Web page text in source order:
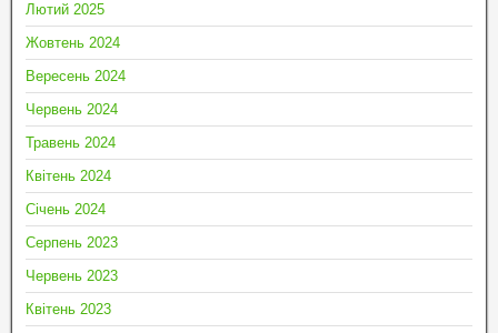
Лютий 2025
Жовтень 2024
Вересень 2024
Червень 2024
Травень 2024
Квітень 2024
Січень 2024
Серпень 2023
Червень 2023
Квітень 2023